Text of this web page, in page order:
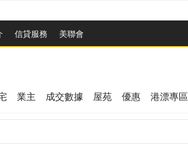
信貸服務 美聯會
業主 成交數據 屋苑 優惠 港漂專區